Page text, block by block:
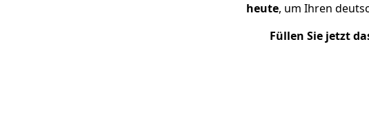
heute, um Ihren
Füllen Sie jetzt